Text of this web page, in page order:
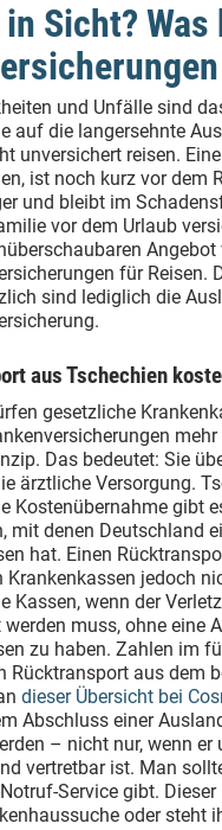
Sicht? Was
und Unfälle sind
auf die langersehnte
unversichert reisen.
ist noch kurz vor dem
und bleibt im
vor dem Urlaub
für Reisen.
sind lediglich die
aus Tschechien
gesetzliche
Das bedeutet: Sie
ärztliche Versorgung.
Kostenübernahme gibt
mit denen Deutschland
hat. Einen
Krankenkassen jedoch
Kassen, wenn der
muss, ohne eine
zu haben. Zahlen im
Rücktransport aus dem
dieser Übersicht bei
Abschluss einer
– nicht nur, wenn
vertretbar ist. Man
Service gibt.
oder steht